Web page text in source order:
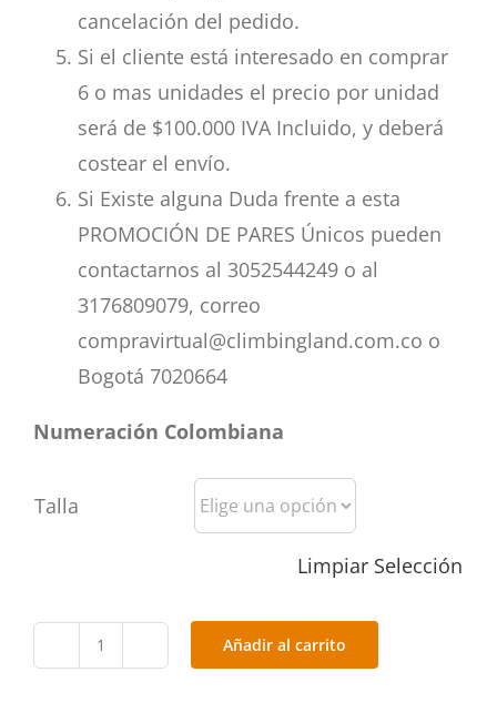
cancelación del pedido.
Si el cliente está interesado en comprar
6 o mas unidades el precio por unidad
será de $100.000 IVA Incluido, y deberá
costear el envío.
Si Existe alguna Duda frente a esta
PROMOCIÓN DE PARES Únicos pueden
contactarnos al 3052544249 o al
3176809079, correo
compravirtual@climbingland.com.co o
Bogotá 7020664
Numeración Colombiana
Talla
Limpiar Selección
PROMO
Añadir al carrito